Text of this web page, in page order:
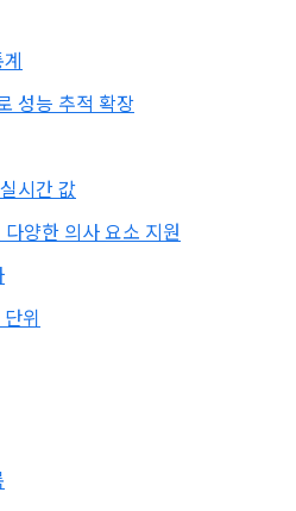
성능 추적 확장
시간 값
양한 의사 요소 지원
위